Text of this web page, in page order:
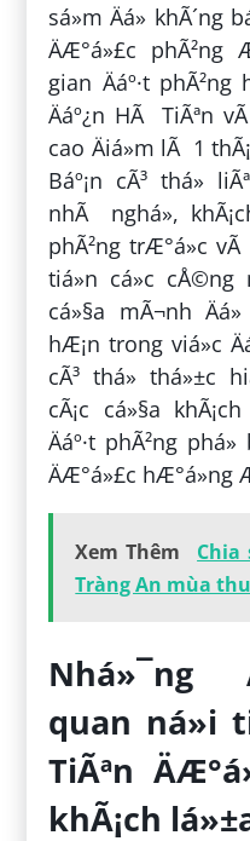
sá»m Äá» khÃ´ng
ÄÆ°á»£c phÃ²ng
gian Äáº·t
Äáº¿n HÃ TiÃªn
cao Äiá»m lÃ 1
Báº¡n cÃ³ thá»
nhÃ nghá», khÃ¡ch
phÃ²ng trÆ°á»c
tiá»n cá»c cÅ©ng
cá»§a mÃ¬nh
hÆ¡n trong viá»c
cÃ³ thá» thá»±c
cÃ¡c cá»§a
Äáº·t phÃ²ng phá»
ÄÆ°á»£c hÆ°á»ng
Xem Thêm
Chia
Tràng An mùa
Nhá»¯ng
quan ná»i
TiÃªn
khÃ¡ch